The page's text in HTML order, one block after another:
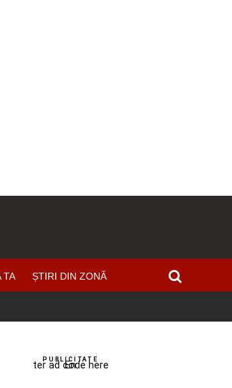
TA ȘTIRI DIN ZONĂ
PUBLICITATE
En
ter ad code here